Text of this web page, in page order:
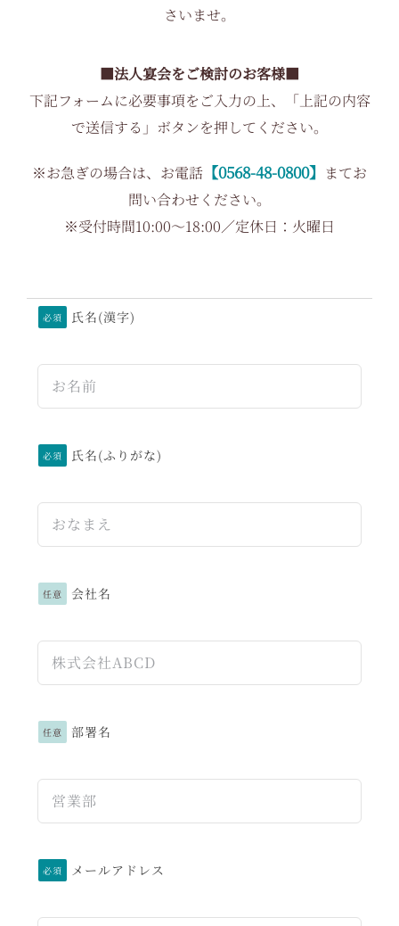
さいませ。
■法人宴会をご検討のお客様■
下記フォームに必要事項をご入力の上、「上記の内容
で送信する」ボタンを押してください。
※お急ぎの場合は、お電話 【0568-48-0800】 まてお
問い合わせください。
※受付時間10:00～18:00／定休日：火曜日
必須 氏名(漢字)
必須 氏名(ふりがな)
任意 会社名
任意 部署名
必須 メールアドレス